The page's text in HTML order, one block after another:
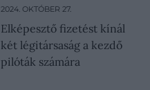
2024. OKTÓBER 27.
Elképesztő fizetést kínál
két légitársaság a kezdő
pilóták számára